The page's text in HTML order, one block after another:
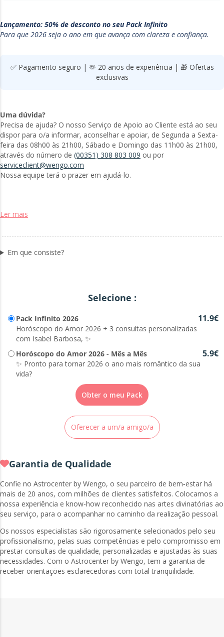
Lançamento: 50% de desconto no seu Pack Infinito
Para que 2026 seja o ano em que avança com clareza e confiança.
✅ Pagamento seguro | 🫶 20 anos de experiência | 🎁 Ofertas
exclusivas
Uma dúvida?
Precisa de ajuda? O nosso Serviço de Apoio ao Cliente está ao seu
dispor para o/a informar, aconselhar e apoiar, de Segunda a Sexta-
feira das 08h00 às 21h00, Sábado e Domingo das 11h00 às 21h00,
através do número de (00351) 308 803 009 ou por
serviceclient@wengo.com
Nossa equipe terá o prazer em ajudá-lo.
Ler mais
Em que consiste?
Selecione :
Pack Infinito 2026
Horóscopo do Amor 2026 + 3 consultas personalizadas
com Isabel Barbosa, ✨
11.9€
Horóscopo do Amor 2026 - Mês a Mês
✨ Pronto para tornar 2026 o ano mais romântico da sua
vida?
5.9€
Obter o meu Pack
Oferecer a um/a amigo/a
Garantia de Qualidade
Confie no Astrocenter by Wengo, o seu parceiro de bem‑estar há
mais de 20 anos, com milhões de clientes satisfeitos. Colocamos a
nossa experiência e know‑how reconhecido nas artes divinatórias ao
seu serviço, para o acompanhar no caminho da realização pessoal.
Os nossos especialistas são rigorosamente selecionados pelo seu
profissionalismo, pelas suas competências e pelo compromisso em
prestar consultas de qualidade, personalizadas e ajustadas às suas
necessidades. Com o Astrocenter by Wengo, tem a garantia de
receber orientações esclarecedoras com total tranquilidade.